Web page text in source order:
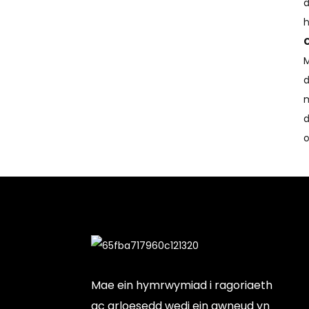
Mae ein hymrwymiad i ragoriaeth